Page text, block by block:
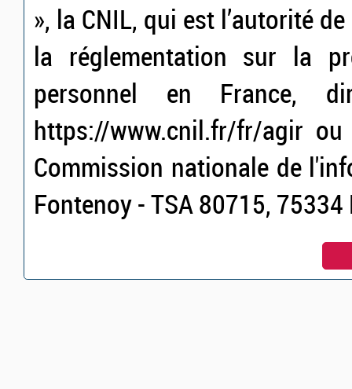
», la CNIL, qui est l’autorité
la réglementation sur la
personnel en France,
https://www.cnil.fr/fr/agir
Commission nationale de
Fontenoy - TSA 80715, 75334